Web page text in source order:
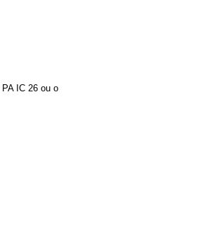
PA IC 26 ou o